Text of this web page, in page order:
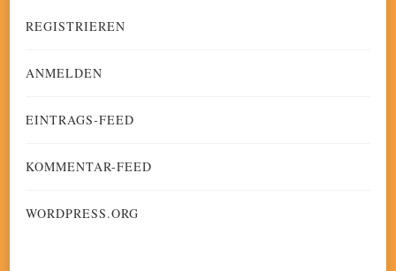
REGISTRIEREN
ANMELDEN
EINTRAGS-FEED
KOMMENTAR-FEED
WORDPRESS.ORG